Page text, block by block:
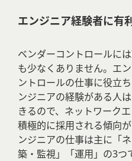
エンジニア経験者に有
ベンダーコントロールに
も少なくありません。エ
ントロールの仕事に役立
ンジニアの経験がある人
きるので、ネットワーク
積極的に採用される傾向
ンジニアの仕事は主に「
築・監視」「運用」の3つ